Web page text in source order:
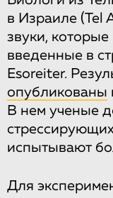
в Израиле (Tel
звуки, которые
введенные в
Esoreiter.
опубликованы
В нем ученые
испытывают
Для